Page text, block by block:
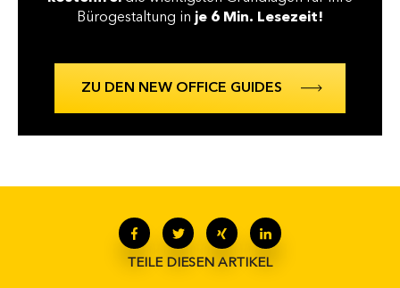
Bürogestaltung in je 6 Min. Lesezeit!
ZU DEN NEW OFFICE GUIDES
TEILE DIESEN ARTIKEL